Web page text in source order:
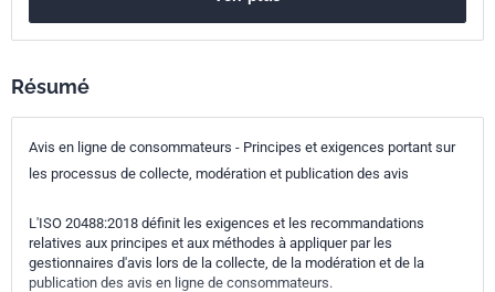
03.080.30Services aux consommateurs
Résumé
Avis en ligne de consommateurs - Principes et exigences portant sur
les processus de collecte, modération et publication des avis
L'ISO 20488:2018 définit les exigences et les recommandations
relatives aux principes et aux méthodes à appliquer par les
gestionnaires d'avis lors de la collecte, de la modération et de la
publication des avis en ligne de consommateurs.